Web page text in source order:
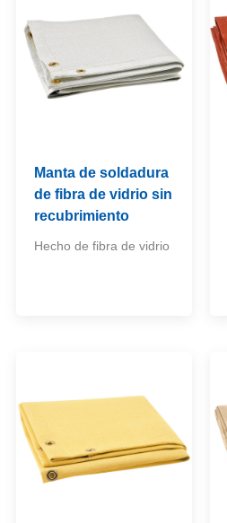
Manta de soldadura
de fibra de vidrio sin
recubrimiento
Hecho de fibra de vidrio